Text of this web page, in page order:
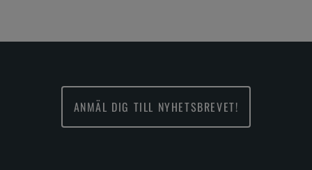
ANMÄL DIG TILL NYHETSBREVET!